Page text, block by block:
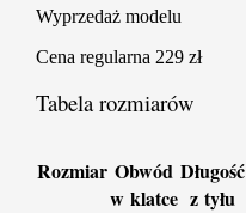
Wyprzedaż modelu
Cena regularna 229 zł
Tabela rozmiarów
Rozmiar Obwód
w klatce
Długość
z tyłu